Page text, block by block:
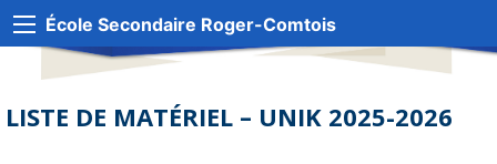
École Secondaire Roger-Comtois
LISTE DE MATÉRIEL – UNIK 2025-2026